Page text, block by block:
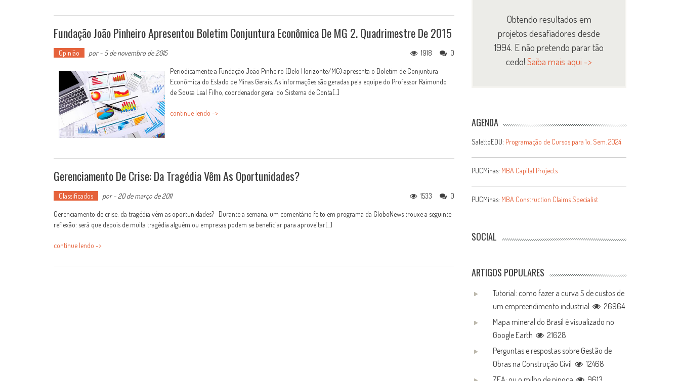
Fundação João Pinheiro Apresentou Boletim Conjuntura Econômica De MG 2. Quadrimestre De 2015
Opinião por- 5 de novembro de 2015 0
1918
Periodicamente a Fundação João Pinheiro (Belo Horizonte/MG) apresenta o Boletim de Conjuntura
Econômica do Estado de Minas Gerais. As informações são geradas pela equipe do Professor Raimundo
de Sousa Leal Filho, coordenador geral do Sistema de Conta[...]
continue lendo ->
Gerenciamento De Crise: Da Tragédia Vêm As Oportunidades?
Classificados por-20 de março de 2011 0
1533
Gerenciamento de crise: da tragédia vêm as oportunidades? Durante a semana, um comentário feito em programa da GloboNews trouxe a seguinte
reflexão: será que depois de muita tragédia alguém ou empresas podem se beneficiar para aproveitar[...]
continue lendo ->
Obtendo resultados em
projetos desafiadores desde
1994. E não pretendo parar tão
cedo!Saiba mais aqui ->
AGENDA
SalettoEDU: Programação de Cursos para 1o. Sem. 2024
PUCMinas: MBA Capital Projects
PUCMinas: MBA Construction Claims Specialist
SOCIAL
ARTIGOS POPULARES
Tutorial: como fazer a curva S de custos de
um empreendimento industrial
26964
Mapa mineral do Brasil é visualizado no
Google Earth
21628
Perguntas e respostas sobre Gestão de
Obras na Construção Civil
12468